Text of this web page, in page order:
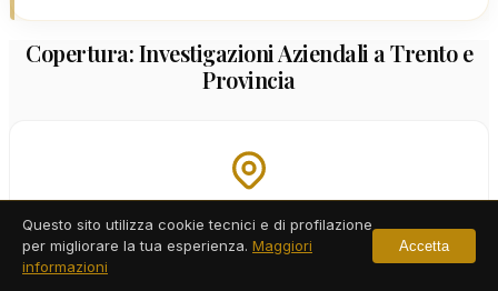
Copertura: Investigazioni Aziendali a Trento e
Provincia
Trento
Centro Storico, Piedicastello, San Giuseppe-Santa Chiara,
Questo sito utilizza cookie tecnici e di profilazione
per migliorare la tua esperienza. Maggiori
informazioni
Accetta